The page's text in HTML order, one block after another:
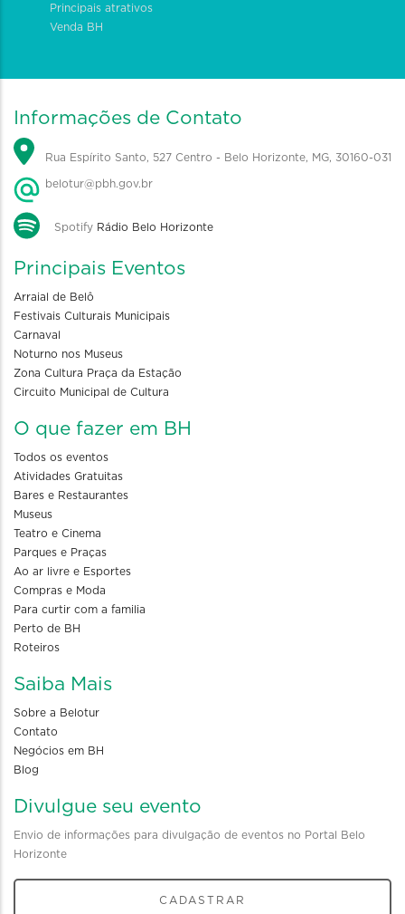
Principais atrativos
Venda BH
Informações de Contato
Rua Espírito Santo, 527 Centro - Belo Horizonte, MG, 30160-031
belotur@pbh.gov.br
Spotify Rádio Belo Horizonte
Principais Eventos
Arraial de Belô
Festivais Culturais Municipais
Carnaval
Noturno nos Museus
Zona Cultura Praça da Estação
Circuito Municipal de Cultura
O que fazer em BH
Todos os eventos
Atividades Gratuitas
Bares e Restaurantes
Museus
Teatro e Cinema
Parques e Praças
Ao ar livre e Esportes
Compras e Moda
Para curtir com a familia
Perto de BH
Roteiros
Saiba Mais
Sobre a Belotur
Contato
Negócios em BH
Blog
Divulgue seu evento
Envio de informações para divulgação de eventos no Portal Belo
Horizonte
CADASTRAR